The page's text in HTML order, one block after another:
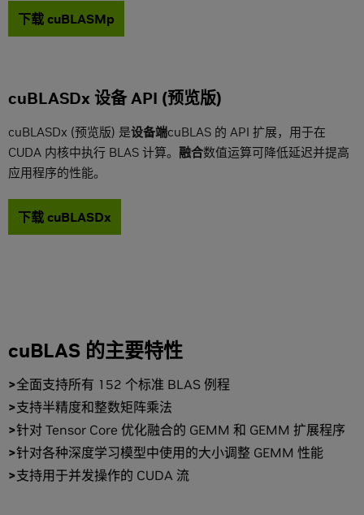
下载 cuBLASMp
cuBLASDx 设备 API (预览版)
cuBLASDx (预览版) 是设备端cuBLAS 的 API 扩展，用于在
CUDA 内核中执行 BLAS 计算。 融合数值运算可降低延迟并提高
应用程序的性能。
下载 cuBLASDx
cuBLAS 的主要特性
全面支持所有 152 个标准 BLAS 例程
支持半精度和整数矩阵乘法
针对 Tensor Core 优化融合的 GEMM 和 GEMM 扩展程序
针对各种深度学习模型中使用的大小调整 GEMM 性能
支持用于并发操作的 CUDA 流